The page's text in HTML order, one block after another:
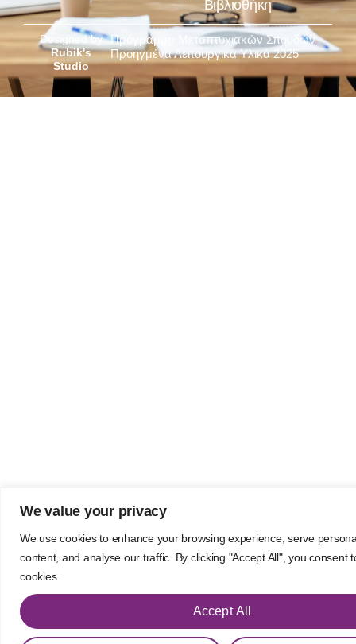
We value your privacy
We use cookies to enhance your browsing experience, serve
content, and analyse our traffic. By clicking "Accept All", you consent
cookies.
Accept All
Βιβλιοθήκη
Designed by
Rubik's
Studio
Πρόγραμμα Μεταπτυχιακών Σπουδών
Προηγμένα Λειτουργικά Υλικά 2025